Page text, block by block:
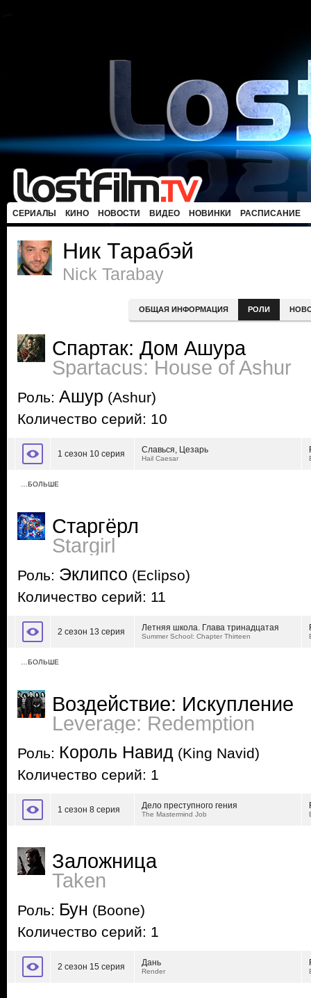
СЕРИАЛЫ КИНО НОВОСТИ ВИДЕО НОВИНКИ РАСПИСАНИЕ
Ник Тарабэй
Nick Tarabay
ОБЩАЯ ИНФОРМАЦИЯ РОЛИ
Спартак: Дом Ашура
Spartacus: House of Ashur
Роль: Ашур (Ashur)
Количество серий: 10
1 сезон 10 серия Славься, Цезарь
Hail Caesar
…БОЛЬШЕ
Старгёрл
Stargirl
Роль: Эклипсо (Eclipso)
Количество серий: 11
2 сезон 13 серия Летняя школа. Глава тринадцатая
Summer School: Chapter Thirteen
…БОЛЬШЕ
Воздействие: Искупление
Leverage: Redemption
Роль: Король Навид (King Navid)
Количество серий: 1
1 сезон 8 серия Дело преступного гения
The Mastermind Job
Заложница
Taken
Роль: Бун (Boone)
Количество серий: 1
2 сезон 15 серия Дань
Render